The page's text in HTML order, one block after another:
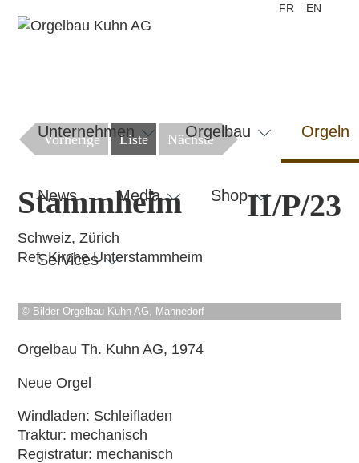
EN
FR
überspringen
Unternehmen Orgelbau Orgeln
News Media Shop
Services
Vorherige Liste Nächste
Stammheim II/P/23
Schweiz, Zürich
Ref. Kirche Unterstammheim
© Bilder Orgelbau Kuhn AG, Männedorf
Orgelbau Th. Kuhn AG, 1974
Neue Orgel
Windladen Schleifladen
Traktur mechanisch
Registratur mechanisch